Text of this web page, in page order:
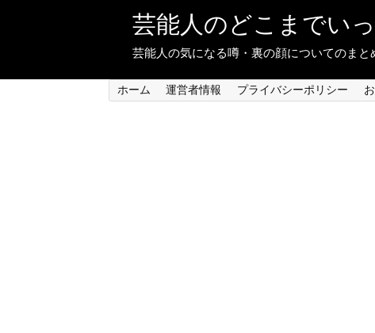
芸能人のどこまでい
芸能人の気になる噂・裏の顔についてのまと
ホーム 運営者情報 プライバシーポリシー